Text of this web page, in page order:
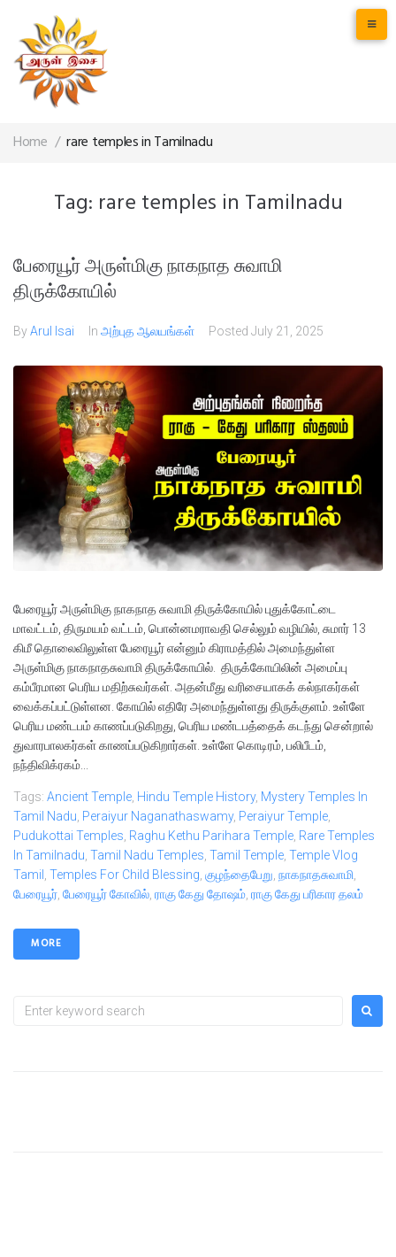
Home / rare temples in Tamilnadu
Tag: rare temples in Tamilnadu
பேரையூர் அருள்மிகு நாகநாத சுவாமி
திருக்கோயில்
ByArul Isai In அற்புத ஆலயங்கள் Posted July 21, 2025
பேரையூர் அருள்மிகு நாகநாத சுவாமி திருக்கோயில் புதுக்கோட்டை
மாவட்டம், திருமயம் வட்டம், பொன்னமராவதி செல்லும் வழியில், சுமார் 13
கிமீ தொலைவிலுள்ள பேரையூர் என்னும் கிராமத்தில் அமைந்துள்ள
அருள்மிகு நாகநாதசுவாமி திருக்கோயில். திருக்கோயிலின் அமைப்பு
கம்பீரமான பெரிய மதிற்சுவர்கள். அதன்மீது வரிசையாகக் கல்நாகர்கள்
வைக்கப்பட்டுள்ளன. கோயில் எதிரே அமைந்துள்ளது திருக்குளம். உள்ளே
பெரிய மண்டபம் காணப்படுகிறது, பெரிய மண்டபத்தைக் கடந்து சென்றால்
துவாரபாலகர்கள் காணப்படுகிறார்கள். உள்ளே கொடிரம், பலிபீடம்,
நந்திவிக்ரகம்...
Tags: Ancient Temple, Hindu Temple History, Mystery Temples In
Tamil Nadu, Peraiyur Naganathaswamy, Peraiyur Temple,
Pudukottai Temples, Raghu Kethu Parihara Temple, Rare Temples
In Tamilnadu, Tamil Nadu Temples, Tamil Temple, Temple Vlog
Tamil , Temples For Child Blessing, குழந்தைபேறு, நாகநாதசுவாமி,
பேரையூர், பேரையூர் கோவில், ராகு கேது தோஷம், ராகு கேது பரிகார தலம்
MORE